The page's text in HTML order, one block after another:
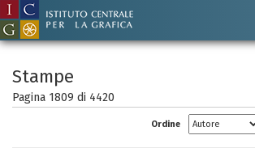
Stampe
Pagina 1809 di 4420
Ordine